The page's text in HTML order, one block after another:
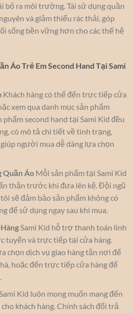
bỏ ra môi trường. Tái sử dụng quần
và giảm thiểu rác thải, góp
sống bền vững hơn cho các thế hệ
Áo Trẻ Em Second Hand Tại Sami
Khách hàng có thể đến trực tiếp cửa
xem qua danh mục sản phẩm
phẩm second hand tại Sami Kid đều
có mô tả chi tiết về tình trạng,
người mua dễ dàng lựa chọn
Quần ÁoMỗi sản phẩm tại Sami Kid
thận trước khi đưa lên kệ. Đội ngũ
sẽ đảm bảo sản phẩm không có
để sử dụng ngay sau khi mua.
Sami Kid hỗ trợ thanh toán linh
tuyến và trực tiếp tại cửa hàng.
chọn dịch vụ giao hàng tận nơi để
hoặc đến trực tiếp cửa hàng để
Kid luôn mong muốn mang đến
khách hàng. Chính sách đổi trả